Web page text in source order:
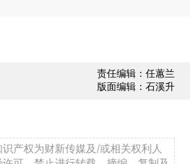
责任编辑：任蕙兰
版面编辑：石溪升
产权为财新传媒及/或相关权利人